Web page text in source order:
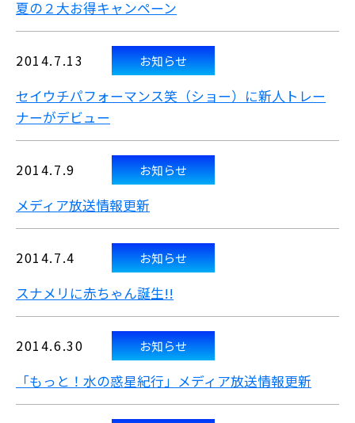
夏の２大お得キャンペーン
2014.7.13 お知らせ
セイウチパフォーマンス笑（ショー）に新人トレー
ナーがデビュー
2014.7.9 お知らせ
メディア放送情報更新
2014.7.4 お知らせ
スナメリに赤ちゃん誕生!!
2014.6.30 お知らせ
「もっと！水の惑星紀行」メディア放送情報更新